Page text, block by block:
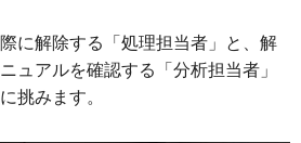
に解除する「処理担当者」と、解
ュアルを確認する「分析担当者」
挑みます。